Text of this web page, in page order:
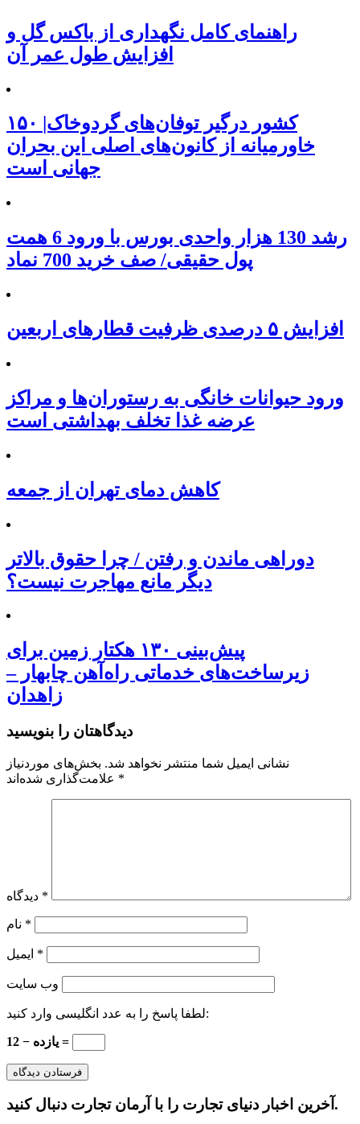
راهنمای کامل نگهداری از باکس گل و
افزایش طول عمر آن
۱۵۰ کشور درگیر توفان‌های گردوخاک|
خاورمیانه از کانون‌های اصلی این بحران
جهانی است
رشد 130 هزار واحدی بورس با ورود 6 همت
پول حقیقی/ صف خرید 700 نماد
افزایش ۵ درصدی ظرفیت قطارهای اربعین
ورود حیوانات خانگی به رستوران‌ها و مراکز
عرضه غذا تخلف بهداشتی است
کاهش دمای تهران از جمعه
دوراهی ماندن و رفتن / چرا حقوق بالاتر
دیگر مانع مهاجرت نیست؟
پیش‌بینی ۱۳۰ هکتار زمین برای
زیرساخت‌های خدماتی راه‌آهن چابهار –
زاهدان
دیدگاهتان را بنویسید
نشانی ایمیل شما منتشر نخواهد شد. بخش‌های موردنیاز
*
*
*
*
وب‌ سایت
لطفا پاسخ را به عدد انگلیسی وارد کنید:
12 − یازده =
آخرین اخبار دنیای تجارت را با آرمان تجارت دنبال کنید.